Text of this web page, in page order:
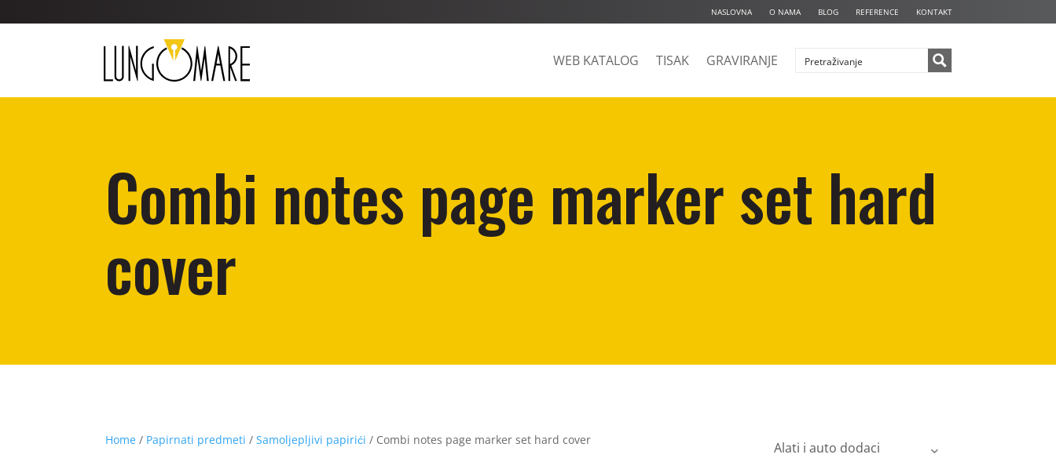
NASLOVNA O NAMA BLOG REFERENCE KONTAKT
WEB KATALOG TISAK GRAVIRANJE
Combi notes page marker set hard
cover
Home / Papirnati predmeti /Samoljepljivi papirići / Combi notes page marker set hard cover
Alati i auto dodaci